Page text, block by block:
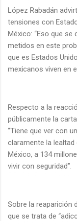
López Rabadán
tensiones con
México: “Eso que
metidos en este
que es Estados
mexicanos viven en
Respecto a la
públicamente la
“Tiene que ver con
claramente la lealtad
México, a 134
vivir con seguridad”.
Sobre la reaparición
que se trata de